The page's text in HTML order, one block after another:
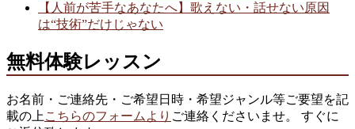
【人前が苦手なあなたへ】歌えない・話せない原因
は“技術”だけじゃない
無料体験レッスン
お名前・ご連絡先・ご希望日時・希望ジャンル等ご要望を記
載の上 こちらのフォームより ご連絡くださいませ。 すぐに